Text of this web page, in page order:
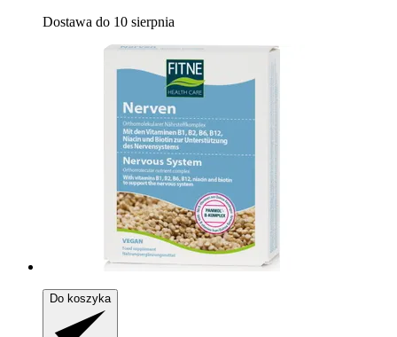
Dostawa do 10 sierpnia
Do koszyka